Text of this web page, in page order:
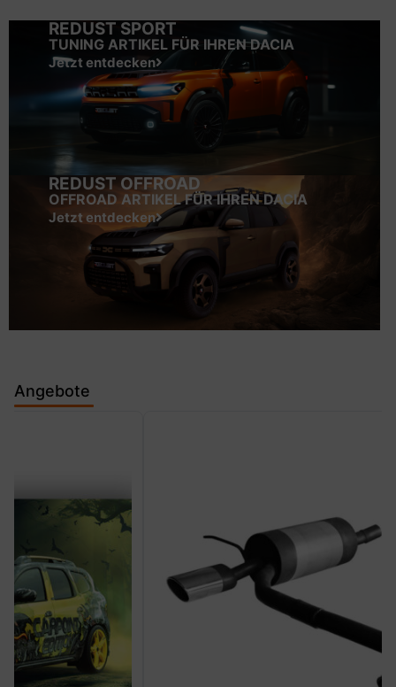
REDUST SPORT
TUNING ARTIKEL FÜR IHREN DACIA
Jetzt entdecken
REDUST OFFROAD
OFFROAD ARTIKEL FÜR IHREN DACIA
Jetzt entdecken
Angebote